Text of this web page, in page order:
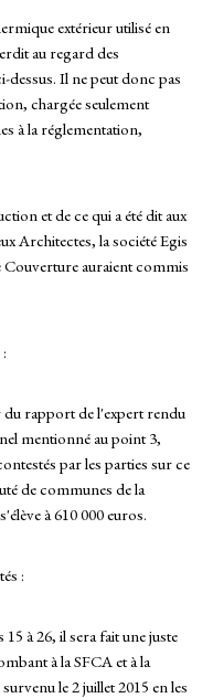
extérieur utilisé en
au regard des
dessus. Il ne peut donc pas
chargée seulement
à la réglementation,
et de ce qui a été dit aux
Architectes, la société Egis
auraient commis
rapport de l'expert rendu
mentionné au point 3,
par les parties sur ce
de communes de la
à 610 000 euros.
:
à 26, il sera fait une juste
à la SFCA et à la
le 2 juillet 2015 en les